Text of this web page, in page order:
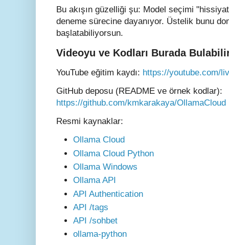
Bu akışın güzelliği şu: Model seçimi
deneme sürecine dayanıyor. Üstelik bunu
başlatabiliyorsun.
Videoyu ve Kodları Burada
YouTube eğitim kaydı: https://youtube.com/
GitHub deposu (README ve örnek kodlar):
https://github.com/kmkarakaya/OllamaCloud
Resmi kaynaklar:
Ollama Cloud
Ollama Cloud Python
Ollama Windows
Ollama API
API Authentication
API /tags
API /sohbet
ollama-python